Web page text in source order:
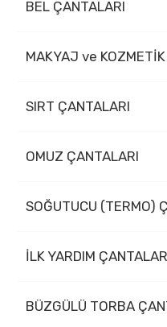
BEL ÇANTALARI
MAKYAJ ve
SIRT ÇANTALARI
OMUZ ÇANTALARI
SOĞUTUCU (TERMO)
İLK YARDIM
BÜZGÜLÜ TORBA